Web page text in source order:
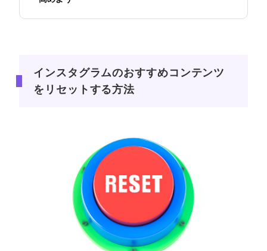
インスタグラムのおすすめコンテンツ
をリセットする方法